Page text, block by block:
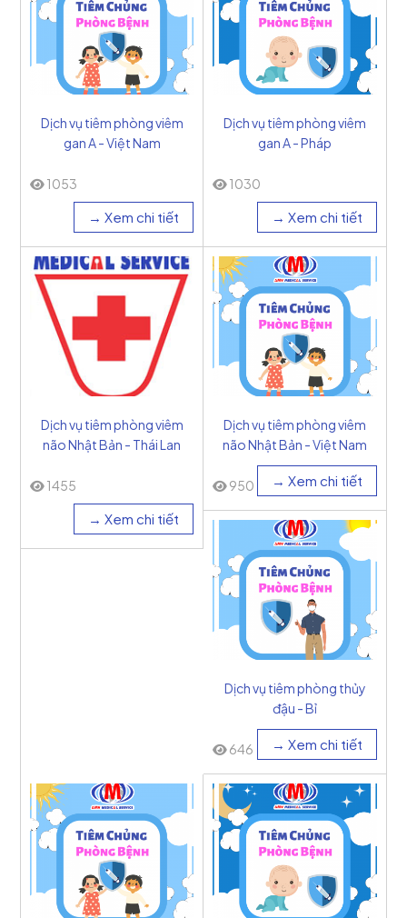
Dịch vụ tiêm phòng viêm
gan A - Việt Nam
1053
→ Xem chi tiết
Dịch vụ tiêm phòng viêm
gan A - Pháp
1030
→ Xem chi tiết
Dịch vụ tiêm phòng viêm
não Nhật Bản - Thái Lan
1455
→ Xem chi tiết
Dịch vụ tiêm phòng viêm
não Nhật Bản - Việt Nam
950 → Xem chi tiết
Dịch vụ tiêm phòng thủy
đậu - Bỉ
646 → Xem chi tiết